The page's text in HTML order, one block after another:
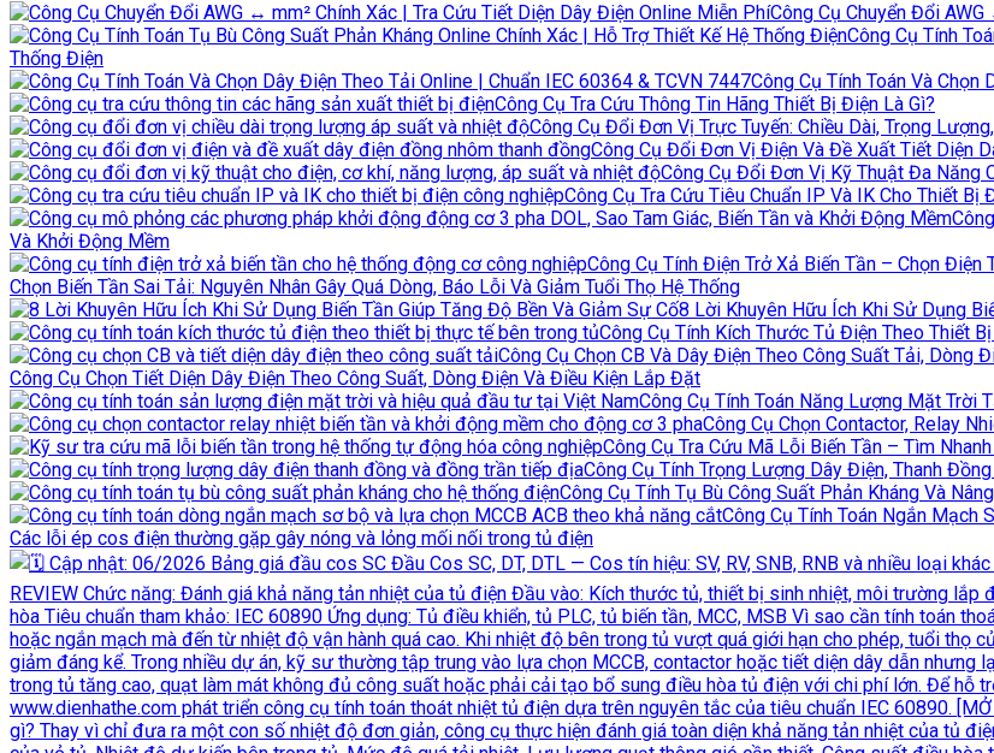
Công Cụ Chuyển Đổi
Công Cụ Tính
Thống Điện
Công Cụ Tính Toán Và
Công Cụ Tra Cứu Thông Tin Hãng Thiết Bị Điện Là Gì?
Công Cụ Đổi Đơn Vị Trực Tuyến: Chiều Dài, Trọng
Công Cụ Đổi Đơn Vị Điện Và Đề Xuất Tiết Diện
Công Cụ Đổi Đơn Vị Kỹ Thuật Đa Năng
Công Cụ Tra Cứu Tiêu Chuẩn IP Và IK Cho Thiết
Và Khởi Động Mềm
Công Cụ Tính Điện Trở Xả Biến Tần – Chọn Điện
Chọn Biến Tần Sai Tải: Nguyên Nhân Gây Quá Dòng, Báo Lỗi Và Giảm Tuổi Thọ Hệ Thống
8 Lời Khuyên Hữu Ích Khi Sử Dụng
Công Cụ Tính Kích Thước Tủ Điện Theo Thiết
Công Cụ Chọn CB Và Dây Điện Theo Công Suất Tải, Dòng
Công Cụ Chọn Tiết Diện Dây Điện Theo Công Suất, Dòng Điện Và Điều Kiện Lắp Đặt
Công Cụ Tính Toán Năng Lượng Mặt Trời
Công Cụ Chọn Contactor, Relay
Công Cụ Tra Cứu Mã Lỗi Biến Tần – Tìm
Công Cụ Tính Trọng Lượng Dây Điện, Thanh
Công Cụ Tính Tụ Bù Công Suất Phản Kháng Và
Công Cụ Tính Toán Ngắn Mạch
Các lỗi ép cos điện thường gặp gây nóng và lỏng mối nối trong tủ điện